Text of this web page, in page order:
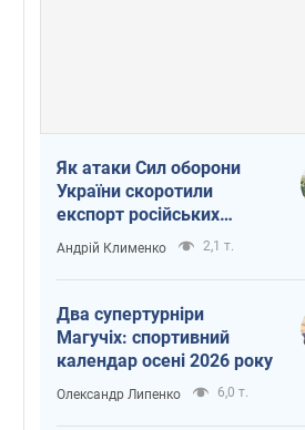
Як атаки Сил оборони
України скоротили
експорт російських
нафтопродуктів
Андрій Клименко 2,1 т.
Два супертурніри
Магучіх: спортивний
календар осені 2026 року
Олександр Липенко 6,0 т.